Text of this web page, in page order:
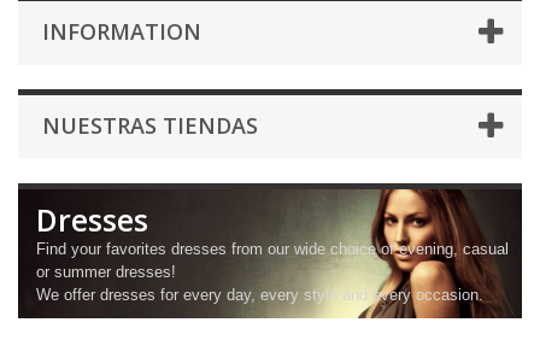
INFORMATION
NUESTRAS TIENDAS
Dresses
Find your favorites dresses from our wide choice of evening, casual
or summer dresses!
We offer dresses for every day, every style and every occasion.